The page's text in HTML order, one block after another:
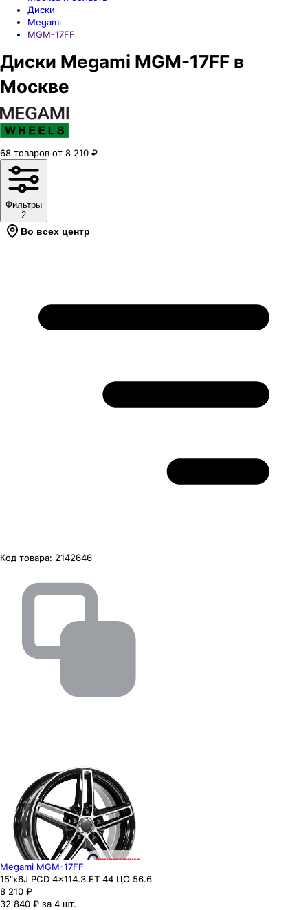
Диски
Megami
MGM-17FF
Диски Megami MGM-17FF в
Москве
68 товаров от 8 210 ₽
Фильтры
2
Во всех центрах
Код товара: 2142646
Megami MGM-17FF
15"x6J PCD 4x114.3 ЕТ 44 ЦО 56.6
8 210 ₽
32 840 ₽ за 4 шт.